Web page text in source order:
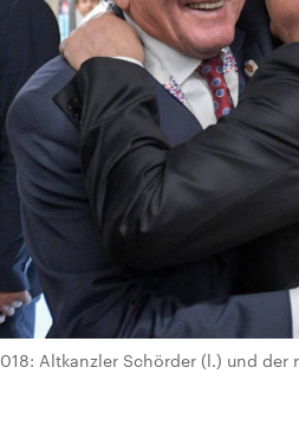
Altkanzler Schörder (l.) und der